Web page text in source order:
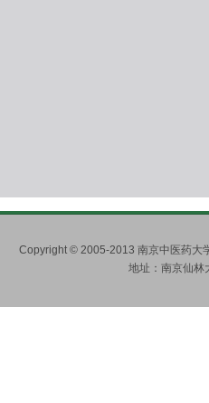
Copyright © 2005-2013 南京中医药大
地址：南京仙林